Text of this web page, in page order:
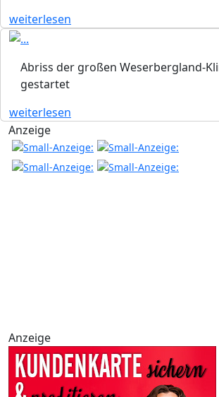
weiterlesen
Abriss der großen Weserbergland-
gestartet
weiterlesen
Anzeige
Anzeige